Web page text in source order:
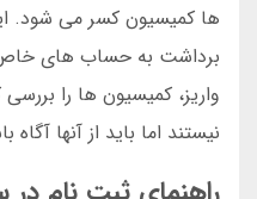
ها کمیسیون کسر می شود.
برداشت به حساب های
واریز، کمیسیون ها را
نیستند اما باید از آنها آگاه